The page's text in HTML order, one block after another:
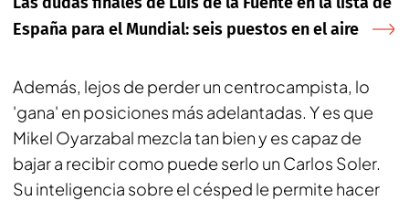
España para el Mundial: seis puestos en el aire
Además, lejos de perder un centrocampista, lo
'gana' en posiciones más adelantadas. Y es que
Mikel Oyarzabal mezcla tan bien y es capaz de
bajar a recibir como puede serlo un Carlos Soler.
Su inteligencia sobre el césped le permite hacer